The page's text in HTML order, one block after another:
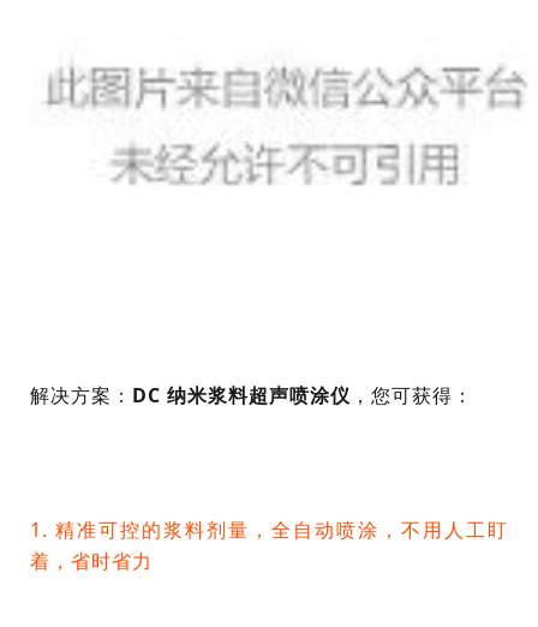
解决方案： DC 纳米浆料超声喷涂仪 ，您可获得：
1. 精准可控的浆料剂量，全自动喷涂，不用人工盯
着，省时省力